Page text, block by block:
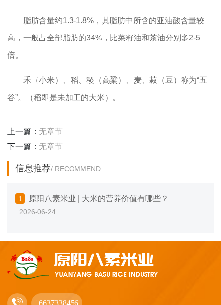
脂肪含量约1.3-1.8%，其脂肪中所含的亚油酸含量较
高，一般占全部脂肪的34%，比菜籽油和茶油分别多2-5
倍。
禾（小米）、稻、稷（高粱）、麦、菽（豆）称为“五
谷”。（稻即是未加工的大米）。
上一篇： 无章节
下一篇： 无章节
信息推荐/ RECOMMEND
1 原阳八素米业 | 大米的营养价值有哪些？
2026-06-24
16637338456